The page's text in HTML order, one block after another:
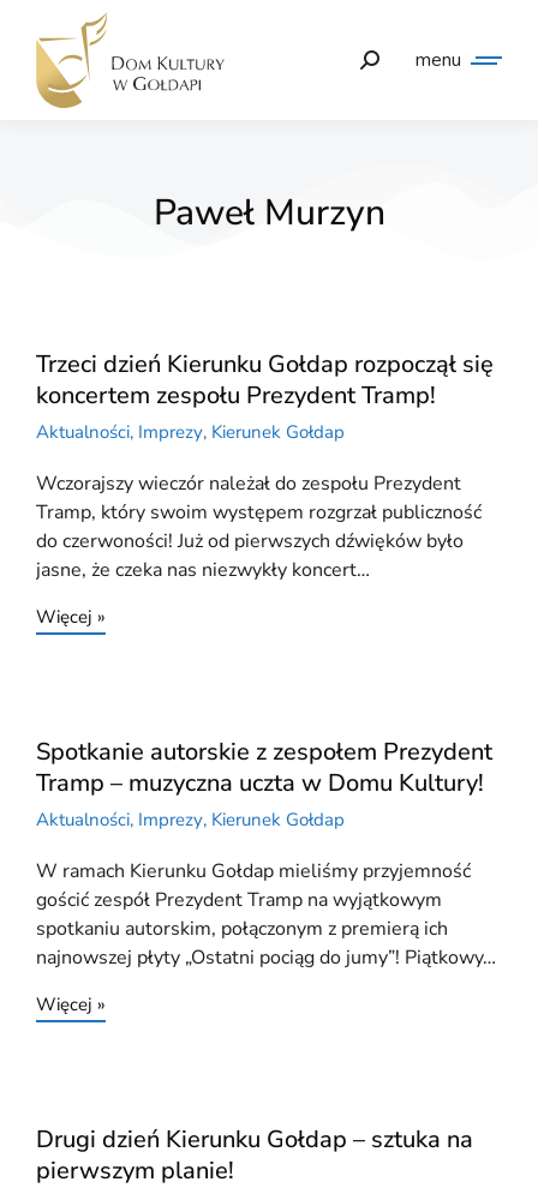
menu
Paweł Murzyn
Trzeci dzień Kierunku Gołdap rozpoczął się
koncertem zespołu Prezydent Tramp!
Aktualności, Imprezy, Kierunek Gołdap
Wczorajszy wieczór należał do zespołu Prezydent
Tramp, który swoim występem rozgrzał publiczność
do czerwoności! Już od pierwszych dźwięków było
jasne, że czeka nas niezwykły koncert…
Więcej »
Spotkanie autorskie z zespołem Prezydent
Tramp – muzyczna uczta w Domu Kultury!
Aktualności, Imprezy, Kierunek Gołdap
W ramach Kierunku Gołdap mieliśmy przyjemność
gościć zespół Prezydent Tramp na wyjątkowym
spotkaniu autorskim, połączonym z premierą ich
najnowszej płyty „Ostatni pociąg do jumy”! Piątkowy…
Więcej »
Drugi dzień Kierunku Gołdap – sztuka na
pierwszym planie!